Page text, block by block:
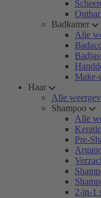
Badkamer
Alle
Make-
Haar
Alle
Shampoo
Alle
Pre-
2-in-1